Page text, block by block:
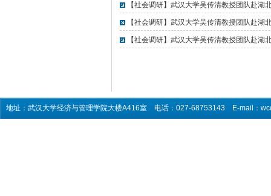
【社会调研】武汉大学吴传清教授团队赴湖
【社会调研】武汉大学吴传清教授团队赴
【社会调研】武汉大学吴传清教授团队赴
地址：武汉大学经济与管理学院大楼A416室 电话：027-68753143 E-mail：